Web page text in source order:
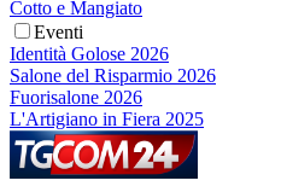
Cotto e Mangiato
Eventi
Identità Golose 2026
Salone del Risparmio 2026
Fuorisalone 2026
L'Artigiano in Fiera 2025